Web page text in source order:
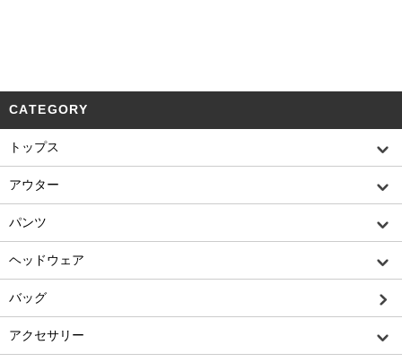
CATEGORY
トップス
アウター
パンツ
ヘッドウェア
バッグ
アクセサリー